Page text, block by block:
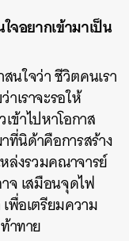
จอยากเข้ามาเป็น
นใจว่า ชีวิตคนเรา
เราจะรอให้
ข้าไปหาโอกาส
ที่นิด้าคือการสร้าง
ล่งรวมคณาจารย์
จ เสมือนจุดไฟ
อเตรียมความ
าทาย